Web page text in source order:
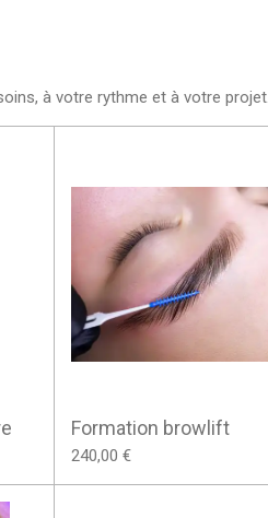
à votre rythme et à votre projet.
Formation browlift
240,00 €